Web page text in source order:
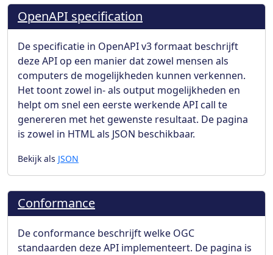
OpenAPI specification
De specificatie in OpenAPI v3 formaat beschrijft
deze API op een manier dat zowel mensen als
computers de mogelijkheden kunnen verkennen.
Het toont zowel in- als output mogelijkheden en
helpt om snel een eerste werkende API call te
genereren met het gewenste resultaat. De pagina
is zowel in HTML als JSON beschikbaar.
Bekijk als JSON
Conformance
De conformance beschrijft welke OGC
standaarden deze API implementeert. De pagina is